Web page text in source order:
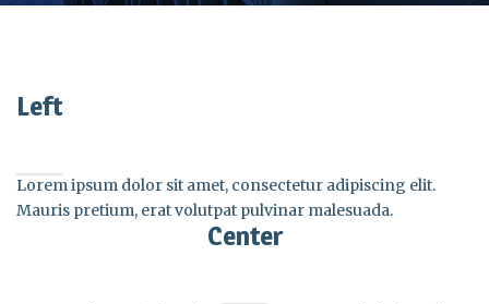
Left
Lorem ipsum dolor sit amet, consectetur adipiscing elit.
Mauris pretium, erat volutpat pulvinar malesuada.
Center